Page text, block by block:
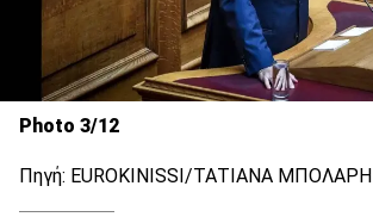
Photo 3/12
Πηγή: EUROKINISSI/ΤΑΤΙΑΝΑ ΜΠΟΛΑΡΗ